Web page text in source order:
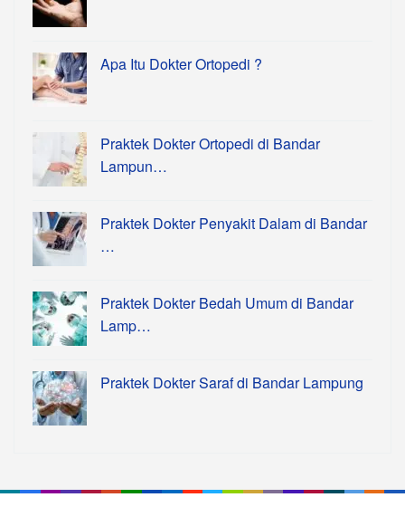
Apa Itu Dokter Ortopedi ?
Praktek Dokter Ortopedi di Bandar
Lampun…
Praktek Dokter Penyakit Dalam di Bandar
…
Praktek Dokter Bedah Umum di Bandar
Lamp…
Praktek Dokter Saraf di Bandar Lampung